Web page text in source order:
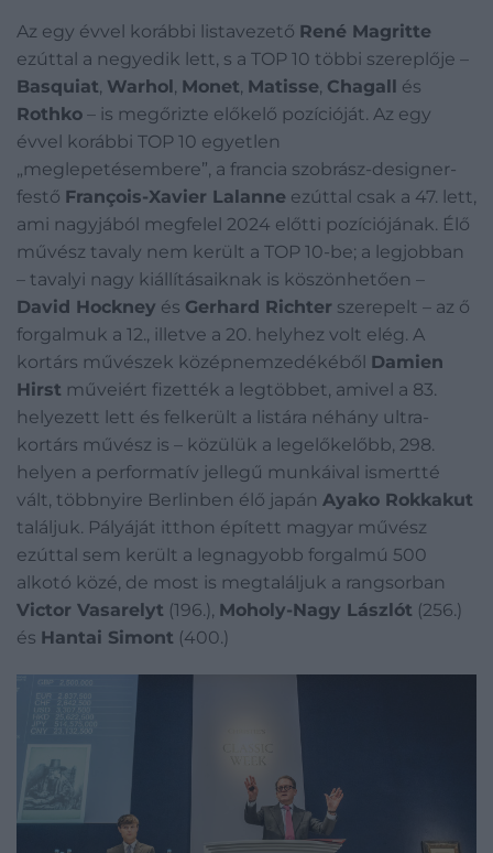
Az egy évvel korábbi listavezető René Magritte
ezúttal a negyedik lett, s a TOP 10 többi szereplője –
Basquiat, Warhol, Monet, Matisse, Chagall és
Rothko – is megőrizte előkelő pozícióját. Az egy
évvel korábbi TOP 10 egyetlen
„meglepetésembere”, a francia szobrász-designer-
festő François-Xavier Lalanne ezúttal csak a 47. lett,
ami nagyjából megfelel 2024 előtti pozíciójának. Élő
művész tavaly nem került a TOP 10-be; a legjobban
– tavalyi nagy kiállításaiknak is köszönhetően –
David Hockney és Gerhard Richter szerepelt – az ő
forgalmuk a 12., illetve a 20. helyhez volt elég. A
kortárs művészek középnemzedékéből Damien
Hirst műveiért fizették a legtöbbet, amivel a 83.
helyezett lett és felkerült a listára néhány ultra-
kortárs művész is – közülük a legelőkelőbb, 298.
helyen a performatív jellegű munkáival ismertté
vált, többnyire Berlinben élő japán Ayako Rokkakut
találjuk. Pályáját itthon épített magyar művész
ezúttal sem került a legnagyobb forgalmú 500
alkotó közé, de most is megtaláljuk a rangsorban
Victor Vasarelyt (196.), Moholy-Nagy Lászlót (256.)
és Hantai Simont (400.)